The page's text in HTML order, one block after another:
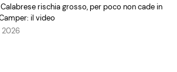
rischia grosso, per poco non cade in
il video
2026